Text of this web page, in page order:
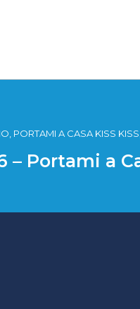
PORTAMI A CASA KISS
– Portami a